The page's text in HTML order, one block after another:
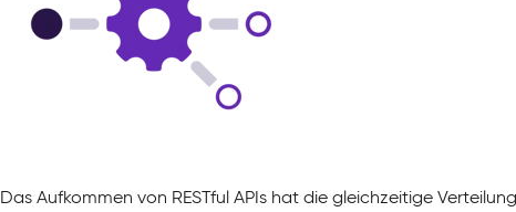
Das Aufkommen von RESTful APIs hat die gleichzeitige